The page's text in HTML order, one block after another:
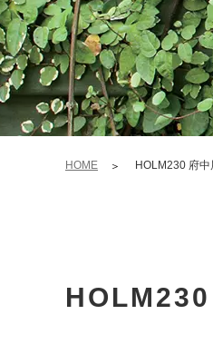
HOME HOLM230 府